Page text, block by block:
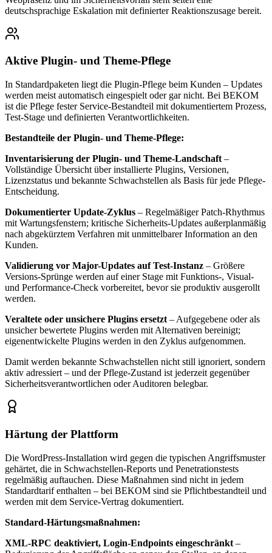
deutschsprachige Eskalation mit definierter Reaktionszusage bereit.
Aktive Plugin- und Theme-Pflege
In Standardpaketen liegt die Plugin-Pflege beim Kunden – Updates
werden meist automatisch eingespielt oder gar nicht. Bei BEKOM
ist die Pflege fester Service-Bestandteil mit dokumentiertem Prozess,
Test-Stage und definierten Verantwortlichkeiten.
Bestandteile der Plugin- und Theme-Pflege:
Inventarisierung der Plugin- und Theme-Landschaft –
Vollständige Übersicht über installierte Plugins, Versionen,
Lizenzstatus und bekannte Schwachstellen als Basis für jede Pflege-
Entscheidung.
Dokumentierter Update-Zyklus – Regelmäßiger Patch-Rhythmus
mit Wartungsfenstern; kritische Sicherheits-Updates außerplanmäßig
nach abgekürztem Verfahren mit unmittelbarer Information an den
Kunden.
Validierung vor Major-Updates auf Test-Instanz – Größere
Versions-Sprünge werden auf einer Stage mit Funktions-, Visual-
und Performance-Check vorbereitet, bevor sie produktiv ausgerollt
werden.
Veraltete oder unsichere Plugins ersetzt – Aufgegebene oder als
unsicher bewertete Plugins werden mit Alternativen bereinigt;
eigenentwickelte Plugins werden in den Zyklus aufgenommen.
Damit werden bekannte Schwachstellen nicht still ignoriert, sondern
aktiv adressiert – und der Pflege-Zustand ist jederzeit gegenüber
Sicherheitsverantwortlichen oder Auditoren belegbar.
Härtung der Plattform
Die WordPress-Installation wird gegen die typischen Angriffsmuster
gehärtet, die in Schwachstellen-Reports und Penetrationstests
regelmäßig auftauchen. Diese Maßnahmen sind nicht in jedem
Standardtarif enthalten – bei BEKOM sind sie Pflichtbestandteil und
werden mit dem Service-Vertrag dokumentiert.
Standard-Härtungsmaßnahmen:
XML-RPC deaktiviert, Login-Endpoints eingeschränkt –